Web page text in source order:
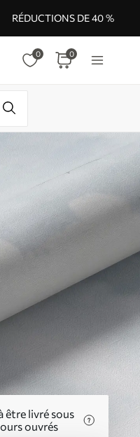
RÉDUCTIONS DE 40 %
0 0
être livré sous
ouvrés